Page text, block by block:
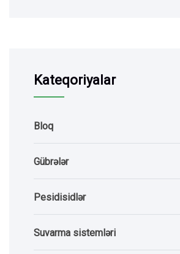
Kateqoriyalar
Bloq
Gübrələr
Pesidisidlər
Suvarma sistemləri